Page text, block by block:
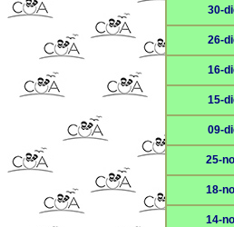
30-
26-
16-
15-
09-
25-
18-
14-